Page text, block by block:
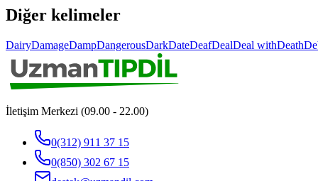
Diğer kelimeler
DairyDamageDampDangerousDarkDateDeafDealDeal withDeath
İletişim Merkezi (09.00 - 22.00)
0(312) 911 37 15
0(850) 302 67 15